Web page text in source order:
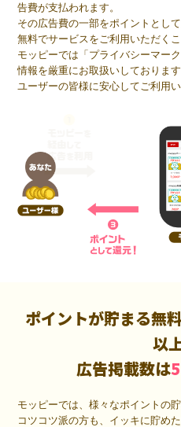
告費が支払われます。
その広告費の一部をポイントとし
無料でサービスをご利用いただくこ
モッピーでは「プライバシーマー
情報を厳重にお取扱いしております
ユーザーの皆様に安心してご利用
ポイントが貯まる無
以
広告掲載数は
モッピーでは、様々なポイントの
コツコツ派の方も、イッキに貯め